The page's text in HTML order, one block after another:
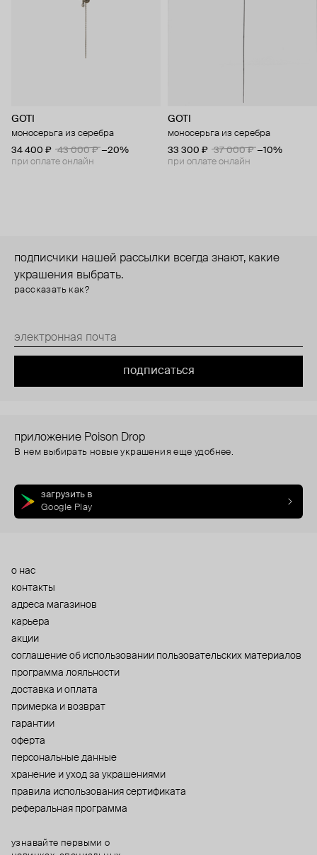
GOTI
моносерьга из серебра
34 400 ₽
43 000 ₽ −20%
при оплате онлайн
GOTI
моносерьга из серебра
33 300 ₽
37 000 ₽ −10%
при оплате онлайн
подписчики нашей рассылки всегда знают, какие
украшения выбрать.
рассказать как?
подписаться
приложение Poison Drop
В нем выбирать новые украшения еще удобнее.
загрузить в
Google Play
о нас
контакты
адреса магазинов
карьера
акции
cоглашение об использовании пользовательских материалов
программа лояльности
доставка и оплата
примерка и возврат
гарантии
оферта
персональные данные
хранение и уход за украшениями
правила использования сертификата
реферальная программа
узнавайте первыми о